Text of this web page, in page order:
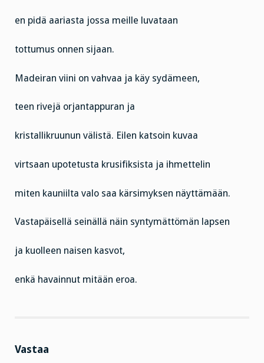
en pidä aariasta jossa meille luvataan
tottumus onnen sijaan.
Madeiran viini on vahvaa ja käy sydämeen,
teen rivejä orjantappuran ja
kristallikruunun välistä. Eilen katsoin kuvaa
virtsaan upotetusta krusifiksista ja ihmettelin
miten kauniilta valo saa kärsimyksen näyttämään.
Vastapäisellä seinällä näin syntymättömän lapsen
ja kuolleen naisen kasvot,
enkä havainnut mitään eroa.
Vastaa